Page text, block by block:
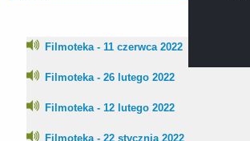
Filmoteka - 11 czerwca 2022
Filmoteka - 26 lutego 2022
Filmoteka - 12 lutego 2022
Filmoteka - 22 stycznia 2022